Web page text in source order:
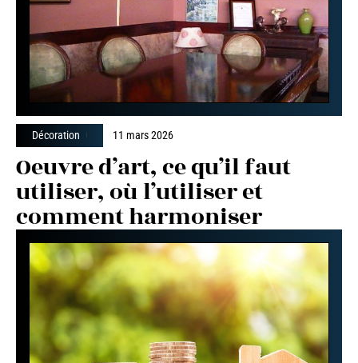
Décoration 11 mars 2026
Oeuvre d’art, ce qu’il faut
utiliser, où l’utiliser et
comment harmoniser